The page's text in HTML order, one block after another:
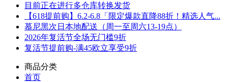
目前正在进行多仓库转换发货
【618提前购】6.2-6.8「限定爆款直降88折！精选人气...
慕尼黑次日本地配送（周一至周六13-19点）
2026年复活节全场无门槛9折
复活节提前购-满45欧立享受9折
商品分类
首页